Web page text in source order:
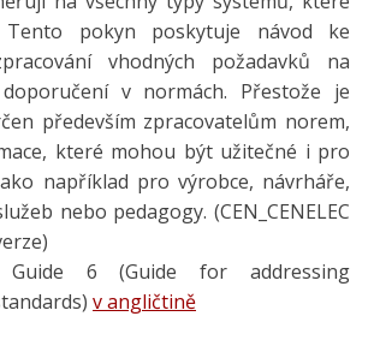
Tento pokyn poskytuje návod ke
vhodných požadavků na
v normách. Přestože je
především zpracovatelům norem,
které mohou být užitečné i pro
například pro výrobce, návrháře,
nebo pedagogy. (CEN_CENELEC
Guide 6 (Guide for addressing
v angličtině